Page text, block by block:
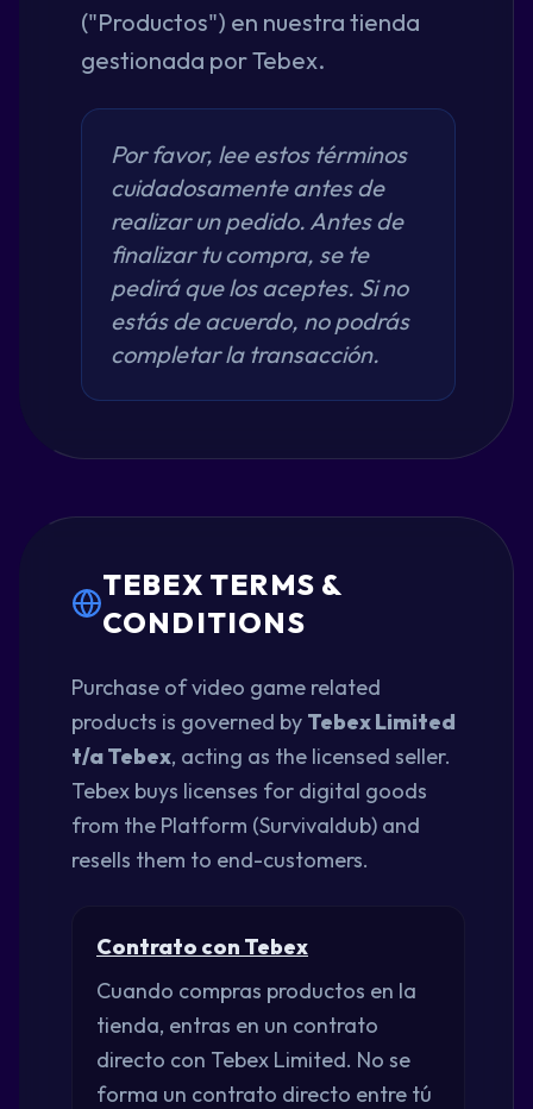
("Productos") en nuestra tienda
gestionada por Tebex.
Por favor, lee estos términos
cuidadosamente antes de
realizar un pedido. Antes de
finalizar tu compra, se te
pedirá que los aceptes. Si no
estás de acuerdo, no podrás
completar la transacción.
TEBEX TERMS &
CONDITIONS
Purchase of video game related
products is governed by Tebex Limited
t/a Tebex, acting as the licensed seller.
Tebex buys licenses for digital goods
from the Platform (Survivaldub) and
resells them to end-customers.
Contrato con Tebex
Cuando compras productos en la
tienda, entras en un contrato
directo con Tebex Limited. No se
forma un contrato directo entre tú